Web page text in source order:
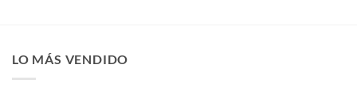
LO MÁS VENDIDO